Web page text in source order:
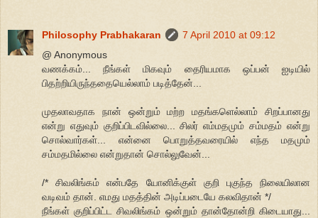
Philosophy Prabhakaran
7 April 2010 at 09:12
@ Anonymous
வணக்கம்... நீங்கள் மிகவும் தைரியமாக ஒப்பன் ஐடியில்
பிதற்றியிருந்ததையெல்லாம் படித்தேன்...
முதலாவதாக நான் ஒன்றும் மற்ற மதங்களெல்லாம் சிறப்பானது
என்று எதுவும் குறிப்பிடவில்லை... சிலர் எம்மதமும் சம்மதம் என்று
சொல்வார்கள்... என்னை பொறுத்தவரையில் எந்த மதமும்
சம்மதமில்லை என்றுதான் சொல்லுவேன்...
/* சிவலிங்கம் என்பதே யோனிக்குள் குறி புகுந்த நிலையிலான
வடிவம் தான். எமது மதத்தின் அடிப்படையே கலவிதான் */
நீங்கள் குறிப்பிட்ட சிவலிங்கம் ஒன்றும் தான்தோன்றி கிடையாது...